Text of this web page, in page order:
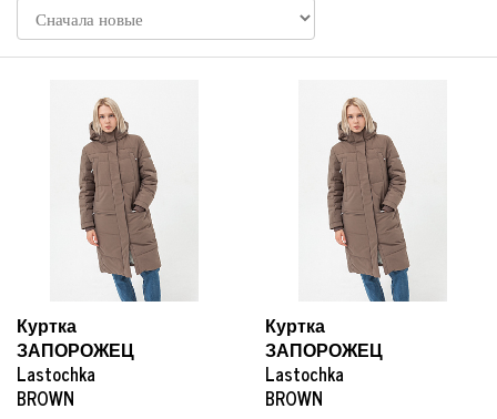
Куртка
ЗАПОРОЖЕЦ
Lastochka
BROWN
Куртка
ЗАПОРОЖЕЦ
Lastochka
BROWN